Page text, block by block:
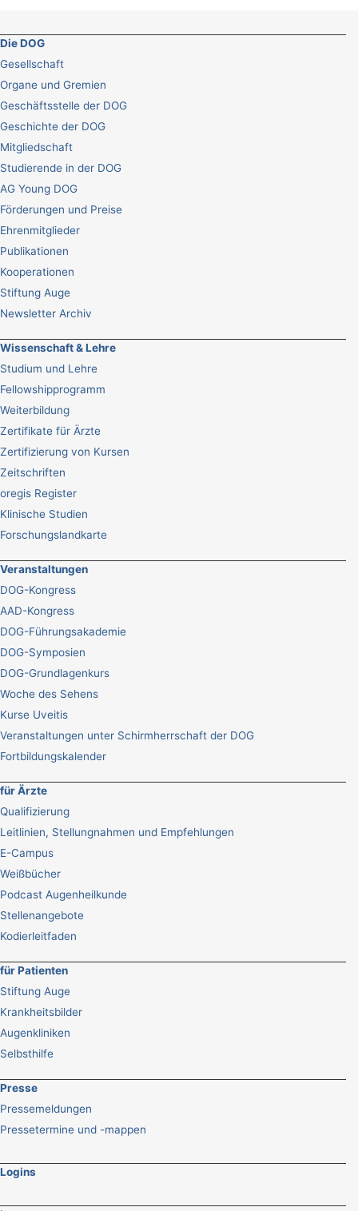
Die DOG
Gesellschaft
Organe und Gremien
Geschäftsstelle der DOG
Geschichte der DOG
Mitgliedschaft
Studierende in der DOG
AG Young DOG
Förderungen und Preise
Ehrenmitglieder
Publikationen
Kooperationen
Stiftung Auge
Newsletter Archiv
Wissenschaft & Lehre
Studium und Lehre
Fellowshipprogramm
Weiterbildung
Zertifikate für Ärzte
Zertifizierung von Kursen
Zeitschriften
oregis Register
Klinische Studien
Forschungslandkarte
Veranstaltungen
DOG-Kongress
AAD-Kongress
DOG-Führungsakademie
DOG-Symposien
DOG-Grundlagenkurs
Woche des Sehens
Kurse Uveitis
Veranstaltungen unter Schirmherrschaft der DOG
Fortbildungskalender
für Ärzte
Qualifizierung
Leitlinien, Stellungnahmen und Empfehlungen
E-Campus
Weißbücher
Podcast Augenheilkunde
Stellenangebote
Kodierleitfaden
für Patienten
Stiftung Auge
Krankheitsbilder
Augenkliniken
Selbsthilfe
Presse
Pressemeldungen
Pressetermine und -mappen
Logins